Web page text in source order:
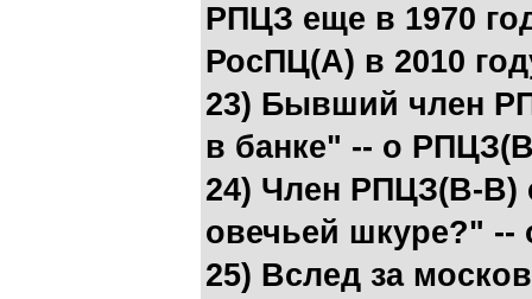
РПЦЗ еще в 1970
РосПЦ(А) в 2010
23) Бывший член
в банке" -- о
24) Член РПЦЗ(В-В)
овечьей шкуре?" --
25) Вслед за